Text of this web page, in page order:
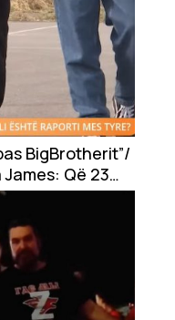
BigBrotherit”/
Që 23